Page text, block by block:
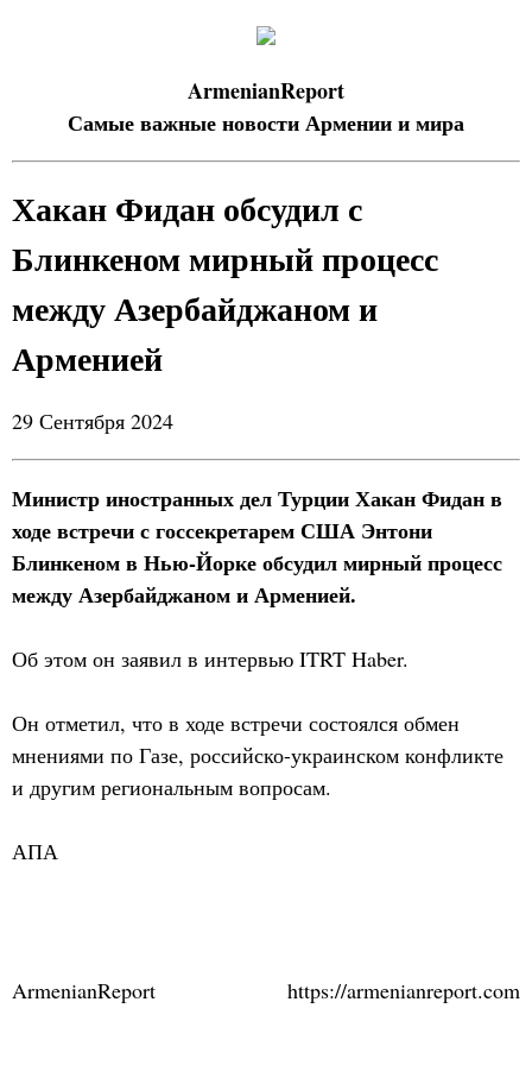
ArmenianReport
Самые важные новости Армении и мира
Хакан Фидан обсудил с
Блинкеном мирный процесс
между Азербайджаном и
Арменией
29 Сентября 2024
Министр иностранных дел Турции Хакан Фидан в
ходе встречи с госсекретарем США Энтони
Блинкеном в Нью-Йорке обсудил мирный процесс
между Азербайджаном и Арменией.
Об этом он заявил в интервью ITRT Haber.
Он отметил, что в ходе встречи состоялся обмен
мнениями по Газе, российско-украинском конфликте
и другим региональным вопросам.
АПА
ArmenianReport https://armenianreport.com